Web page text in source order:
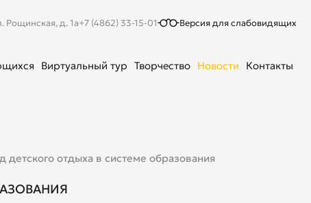
Рощинская, д. 1а+7 (4862) 33-15-01 Версия для слабовидящих
Виртуальный тур Творчество Новости Контакты
детского отдыха в системе образования